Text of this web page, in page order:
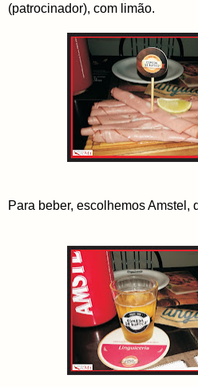
(patrocinador), com limão.
Para beber, escolhemos Amstel,